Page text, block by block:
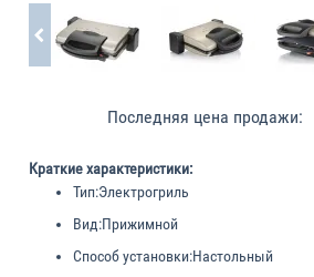
Последняя цена продажи:
Краткие характеристики:
Тип:Электрогриль
Вид:Прижимной
Способ установки:Настольный